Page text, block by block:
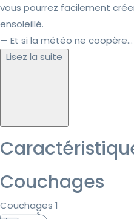
vous pourrez facilement
ensoleillé.
— Et si la météo ne coopère...
Lisez la suite
Couchages
Couchages 1